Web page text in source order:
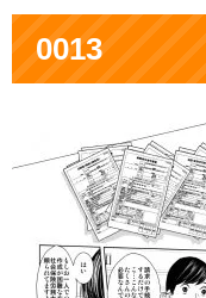
0013